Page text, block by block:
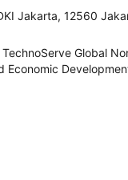
Jakarta, 12560